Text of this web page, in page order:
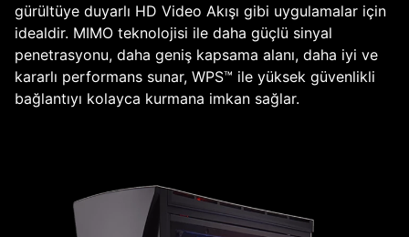
gürültüye duyarlı HD Video Akışı gibi uygulamalar için
idealdir. MIMO teknolojisi ile daha güçlü sinyal
penetrasyonu, daha geniş kapsama alanı, daha iyi ve
kararlı performans sunar, WPS™ ile yüksek güvenlikli
bağlantıyı kolayca kurmana imkan sağlar.